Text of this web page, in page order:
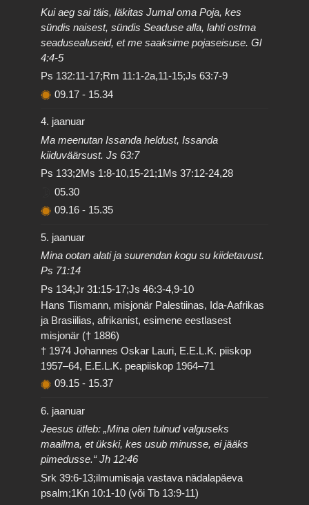
Kui aeg sai täis, läkitas Jumal oma Poja, kes
sündis naisest, sündis Seaduse alla, lahti ostma
seadusealuseid, et me saaksime pojaseisuse. Gl
4:4-5
Ps 132:11-17;Rm 11:1-2a,11-15;Js 63:7-9
09.17 - 15.34
4. jaanuar
Ma meenutan Issanda heldust, Issanda
kiiduväärsust. Js 63:7
Ps 133;2Ms 1:8-10,15-21;1Ms 37:12-24,28
05.30
09.16 - 15.35
5. jaanuar
Mina ootan alati ja suurendan kogu su kiidetavust.
Ps 71:14
Ps 134;Jr 31:15-17;Js 46:3-4,9-10
Hans Tiismann, misjonär Palestiinas, Ida-Aafrikas
ja Brasiilias, afrikanist, esimene eestlasest
misjonär († 1886)
† 1974 Johannes Oskar Lauri, E.E.L.K. piiskop
1957–64, E.E.L.K. peapiiskop 1964–71
09.15 - 15.37
6. jaanuar
Jeesus ütleb: „Mina olen tulnud valguseks
maailma, et ükski, kes usub minusse, ei jääks
pimedusse.“ Jh 12:46
Srk 39:6-13;ilmumisaja vastava nädalapäeva
psalm;1Kn 10:1-10 (või Tb 13:9-11)